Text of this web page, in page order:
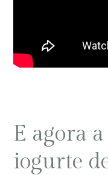
E agora
iogurte